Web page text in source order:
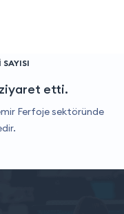
etti.
Ferfojesektöründe